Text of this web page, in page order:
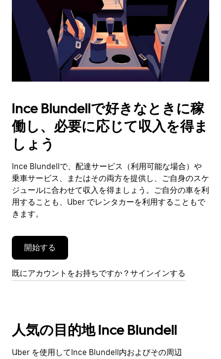
を
選
択
す。
ン
で
カ
レ
ン
ー
を
閉
じ
ま
す。
Ince Blundellで好きなときに稼
働し、必要に応じて収入を得ま
しょう
Ince Blundellで、配達サービス（利用可能な場合）や
乗車サービス、またはその両方を提供し、ご自身のスケ
ジュールに合わせて収入を得ましょう。ご自分の車を利
用することも、Uber でレンタカーを利用することもで
きます。
開始する
既にアカウントをお持ちですか？サインインする
人気の目的地 Ince Blundell
Uber を使用してInce Blundell内およびその周辺